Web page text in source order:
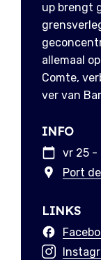
up brengt
allemaal
Comte,
ver van
INFO
vr 25 -
Port
LINKS